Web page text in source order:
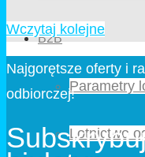
B2B
Parametry
Lotnictwo
Wczytaj kolejne
Najgorętsze oferty i
odbiorczej!